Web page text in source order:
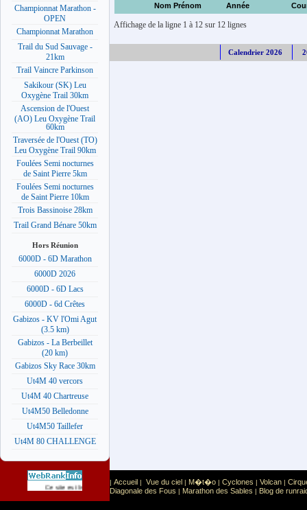
Championnat Marathon -
OPEN
Championnat Marathon
Trail du Sud Sauvage -
21km
Trail Vaincre Parkinson
Sakikour (SK) Leu
Oxygène Trail 30km
Ascension de l'Ouest
(AO) Leu Oxygène Trail
60km
Traversée de l'Ouest (TO)
Leu Oxygène Trail 90km
Foulées Semi nocturnes
de Saint Pierre 5km
Foulées Semi nocturnes
de Saint Pierre 10km
Trois Bassinoise 28km
Trail Grand Bénare 50km
Hors Réunion
6000D - 6D Marathon
6000D 2026
6000D - 6D Lacs
6000D - 6d Crêtes
Gabizos - KV l'Omi Agut
(3.5 km)
Gabizos - La Berbeillet
(20 km)
Gabizos Sky Race 30km
Ut4M 40 vercors
Ut4M 40 Chartreuse
Ut4M50 Belledonne
Ut4M50 Taillefer
Ut4M 80 CHALLENGE
Nom Prénom Année
Affichage de la ligne 1 à 12 sur 12 lignes
Calendrier 2026
Ce site est list� dans la cat�gorie Sport Sports extr�mes
| Accueil | Vue du ciel | M�t�o | Cyclones | Volcan |
Diagonale des Fous | Marathon des Sables | Blog de